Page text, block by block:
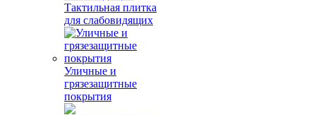
Тактильная плитка
для слабовидящих
Уличные и
грязезащитные
покрытия